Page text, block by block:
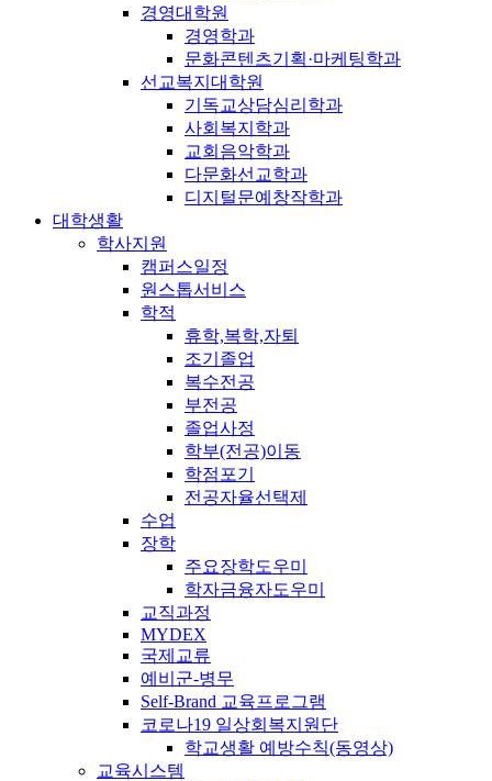
경영대학원
경영학과
문화콘텐츠기획·마케팅학과
선교복지대학원
기독교상담심리학과
사회복지학과
교회음악학과
다문화선교학과
디지털문예창작학과
대학생활
학사지원
캠퍼스일정
원스톱서비스
학적
휴학,복학,자퇴
조기졸업
복수전공
부전공
졸업사정
학부(전공)이동
학점포기
전공자율선택제
수업
장학
주요장학도우미
학자금융자도우미
교직과정
MYDEX
국제교류
예비군-병무
Self-Brand 교육프로그램
코로나19 일상회복지원단
학교생활 예방수칙(동영상)
교육시스템